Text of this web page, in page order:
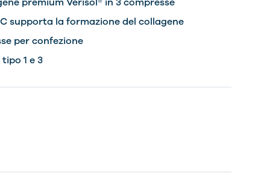
supporta la formazione del collagene
per confezione
1 e 3